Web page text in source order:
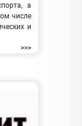
а
числе
и
>>>